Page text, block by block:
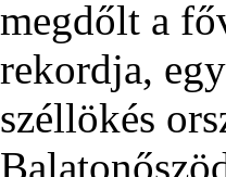
megdőlt a
rekordja,
széllökés